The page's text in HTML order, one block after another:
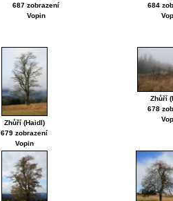
687 zobrazení
Vopin
684
Zhůří (Haidl)
679 zobrazení
Vopin
Zhůří
678